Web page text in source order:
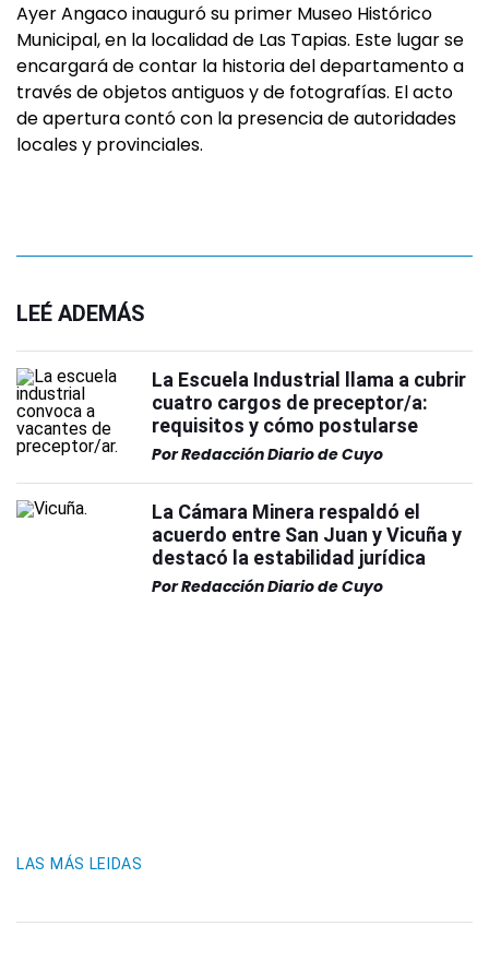
Ayer Angaco inauguró su primer Museo Histórico
Municipal, en la localidad de Las Tapias. Este lugar se
encargará de contar la historia del departamento a
través de objetos antiguos y de fotografías. El acto
de apertura contó con la presencia de autoridades
locales y provinciales.
LEÉ ADEMÁS
La Escuela Industrial llama a cubrir
cuatro cargos de preceptor/a:
requisitos y cómo postularse
PorRedacción Diario de Cuyo
La Cámara Minera respaldó el
acuerdo entre San Juan y Vicuña y
destacó la estabilidad jurídica
PorRedacción Diario de Cuyo
LAS MÁS LEIDAS